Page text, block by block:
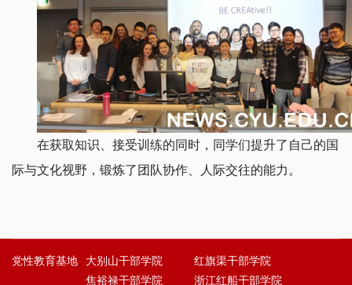
在获取知识、接受训练的同时，同学们提升了自己的国
际与文化视野，锻炼了团队协作、人际交往的能力。
党性教育基地 大别山干部学院
红旗渠干部学院
焦裕禄干部学院
浙江红船干部学院